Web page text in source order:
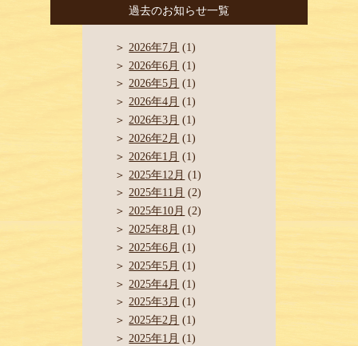
過去のお知らせ一覧
2026年7月 (1)
2026年6月 (1)
2026年5月 (1)
2026年4月 (1)
2026年3月 (1)
2026年2月 (1)
2026年1月 (1)
2025年12月 (1)
2025年11月 (2)
2025年10月 (2)
2025年8月 (1)
2025年6月 (1)
2025年5月 (1)
2025年4月 (1)
2025年3月 (1)
2025年2月 (1)
2025年1月 (1)